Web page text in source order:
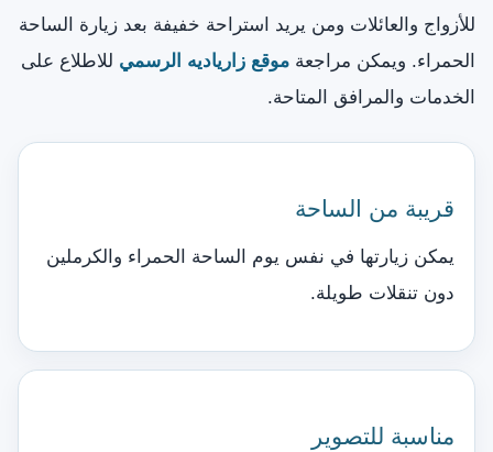
للأزواج والعائلات ومن يريد استراحة خفيفة بعد زيارة الساحة
الحمراء. ويمكن مراجعة موقع زارياديه الرسمي للاطلاع على
الخدمات والمرافق المتاحة.
قريبة من الساحة
يمكن زيارتها في نفس يوم الساحة الحمراء والكرملين
دون تنقلات طويلة.
مناسبة للتصوير